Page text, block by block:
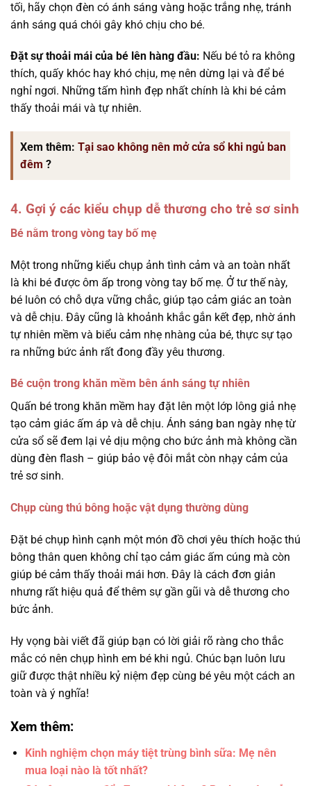
tối, hãy chọn đèn có ánh sáng vàng hoặc trắng nhẹ, tránh
ánh sáng quá chói gây khó chịu cho bé.
Đặt sự thoải mái của bé lên hàng đầu: Nếu bé tỏ ra không
thích, quấy khóc hay khó chịu, mẹ nên dừng lại và để bé
nghỉ ngơi. Những tấm hình đẹp nhất chính là khi bé cảm
thấy thoải mái và tự nhiên.
Xem thêm: Tại sao không nên mở cửa sổ khi ngủ ban
đêm ?
4. Gợi ý các kiểu chụp dễ thương cho trẻ sơ sinh
Bé nằm trong vòng tay bố mẹ
Một trong những kiểu chụp ảnh tình cảm và an toàn nhất
là khi bé được ôm ấp trong vòng tay bố mẹ. Ở tư thế này,
bé luôn có chỗ dựa vững chắc, giúp tạo cảm giác an toàn
và dễ chịu. Đây cũng là khoảnh khắc gắn kết đẹp, nhờ ánh
tự nhiên mềm và biểu cảm nhẹ nhàng của bé, thực sự tạo
ra những bức ảnh rất đong đầy yêu thương.
Bé cuộn trong khăn mềm bên ánh sáng tự nhiên
Quấn bé trong khăn mềm hay đặt lên một lớp lông giả nhẹ
tạo cảm giác ấm áp và dễ chịu. Ánh sáng ban ngày nhẹ từ
cửa sổ sẽ đem lại vẻ dịu mộng cho bức ảnh mà không cần
dùng đèn flash – giúp bảo vệ đôi mắt còn nhạy cảm của
trẻ sơ sinh.
Chụp cùng thú bông hoặc vật dụng thường dùng
Đặt bé chụp hình cạnh một món đồ chơi yêu thích hoặc thú
bông thân quen không chỉ tạo cảm giác ấm cúng mà còn
giúp bé cảm thấy thoải mái hơn. Đây là cách đơn giản
nhưng rất hiệu quả để thêm sự gần gũi và dễ thương cho
bức ảnh.
Hy vọng bài viết đã giúp bạn có lời giải rõ ràng cho thắc
mắc có nên chụp hình em bé khi ngủ. Chúc bạn luôn lưu
giữ được thật nhiều kỷ niệm đẹp cùng bé yêu một cách an
toàn và ý nghĩa!
Xem thêm:
Kinh nghiệm chọn máy tiệt trùng bình sữa: Mẹ nên
mua loại nào là tốt nhất?